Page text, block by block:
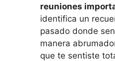
reuniones
identifica un
pasado donde
manera
que te sentiste